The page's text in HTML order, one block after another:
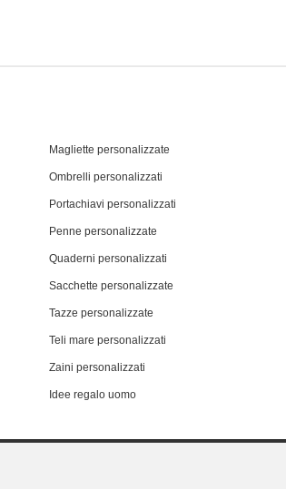
Magliette personalizzate
Ombrelli personalizzati
Portachiavi personalizzati
Penne personalizzate
Quaderni personalizzati
Sacchette personalizzate
Tazze personalizzate
Teli mare personalizzati
Zaini personalizzati
Idee regalo uomo